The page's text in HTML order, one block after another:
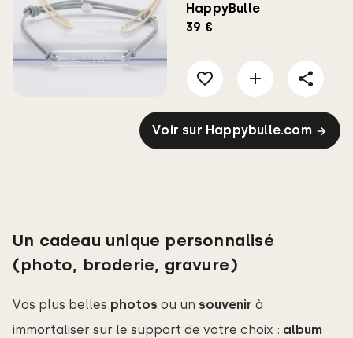
HappyBulle
39 €
Voir sur Happybulle.com
Un cadeau unique personnalisé
(photo, broderie, gravure)
Vos plus belles photos ou un souvenir à
immortaliser sur le support de votre choix : album